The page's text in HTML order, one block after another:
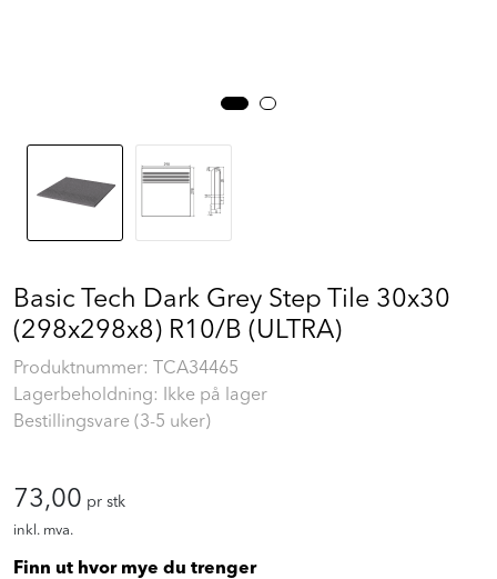
Basic Tech Dark Grey Step Tile 30x30
(298x298x8) R10/B (ULTRA)
Produktnummer:
TCA34465
Lagerbeholdning: Ikke på lager
Bestillingsvare (3-5 uker)
73,00 pr stk
inkl. mva.
Finn ut hvor mye du trenger
Min side